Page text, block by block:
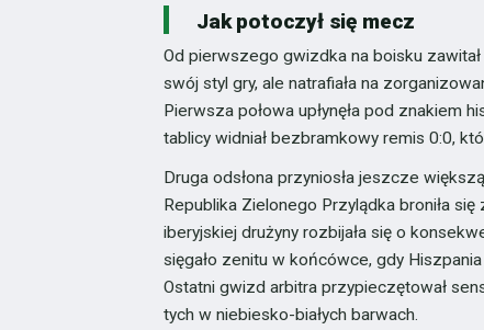
Jak potoczył się mecz
Od pierwszego gwizdka na boisku
swój styl gry, ale natrafiała na
Pierwsza połowa upłynęła pod
tablicy widniał bezbramkowy remis 0:0,
Druga odsłona przyniosła jeszcze
Republika Zielonego Przylądka broniła
iberyjskiej drużyny rozbijała się o
sięgało zenitu w końcówce, gdy
Ostatni gwizd arbitra przypieczętował
tych w niebiesko-białych barwach.